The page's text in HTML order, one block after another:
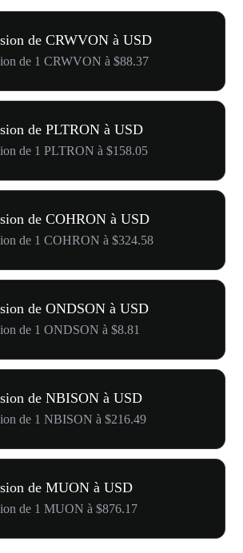
de CRWVON à USD
de 1 CRWVON à $88.37
de PLTRON à USD
de 1 PLTRON à $158.05
de COHRON à USD
de 1 COHRON à $324.58
de ONDSON à USD
de 1 ONDSON à $8.81
de NBISON à USD
de 1 NBISON à $216.49
de MUON à USD
de 1 MUON à $876.17